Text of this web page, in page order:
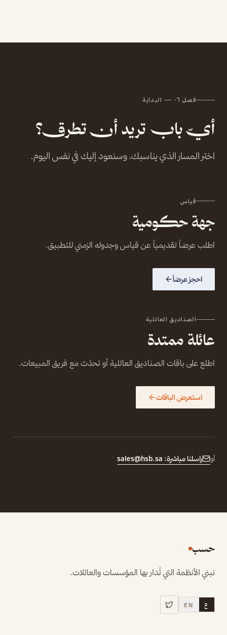
فصل ٠٦ — البداية
أيّ باب تريد أن تطرق؟
اختر المسار الذي يناسبك، وسنعود إليك في نفس اليوم.
قياس
جهة حكومية
اطلب عرضاً تقديمياً عن قياس وجدوله الزمني للتطبيق.
احجز عرضاً
الصناديق العائلية
عائلة ممتدة
اطلع على باقات الصناديق العائلية أو تحدّث مع فريق المبيعات.
استعرض الباقات
أو راسلنا مباشرة: sales@hsb.sa
حسب
نبني الأنظمة التي تُدار بها المؤسسات والعائلات.
ع EN